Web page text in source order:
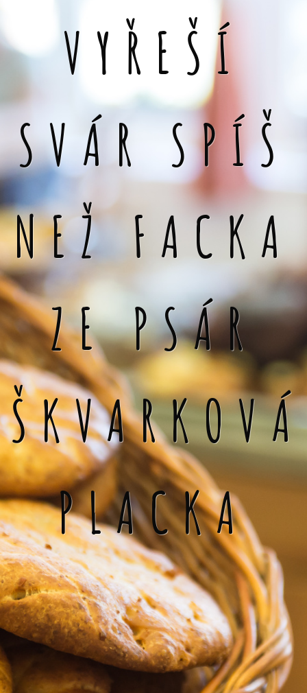
VYŘEŠÍ
SVÁR SPÍŠ
NEŽ FACKA
ZE PSÁR
ŠKVARKOVÁ
PLACKA